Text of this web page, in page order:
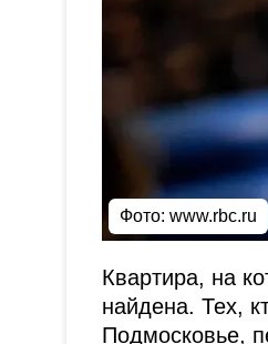
Фото: www.rbc.ru
Квартира, на
найдена. Тех,
Подмосковье,